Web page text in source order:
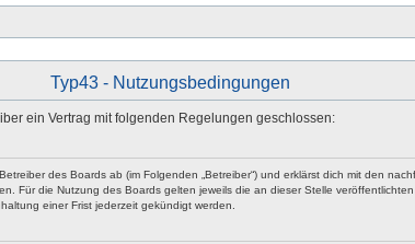
Typ43 - Nutzungsbedingungen
ein Vertrag mit folgenden Regelungen geschlossen:
des Boards ab (im Folgenden „Betreiber“) und erklärst dich mit den
Für die Nutzung des Boards gelten jeweils die an dieser Stelle veröffentlichten
einer Frist jederzeit gekündigt werden.